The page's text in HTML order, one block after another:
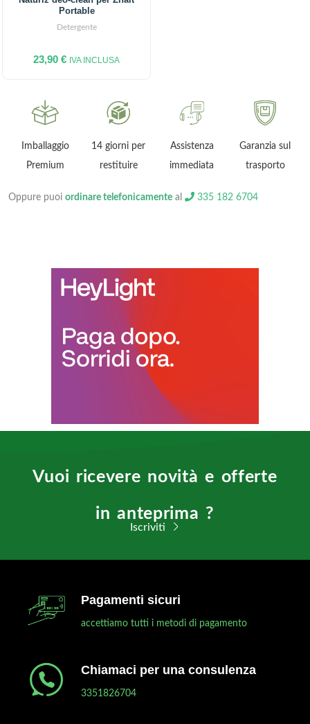
out of 5
Portable
Detergente
23,90 € IVA INCLUSA
Imballaggio
Premium
14 giorni per
restituire
Assistenza
immediata
Garanzia sul
trasporto
Oppure puoi ordinare telefonicamente al 335 182 6704
Vuoi ricevere novità e offerte
in anteprima ?
Iscriviti
Pagamenti sicuri
accettiamo tutti i metodi di pagamento
Chiamaci per una consulenza
3351826704